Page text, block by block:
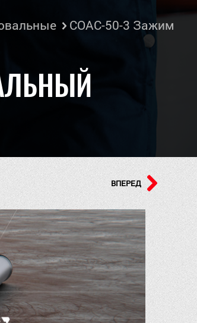
СОАС-50-3 Зажим
ВПЕРЕД